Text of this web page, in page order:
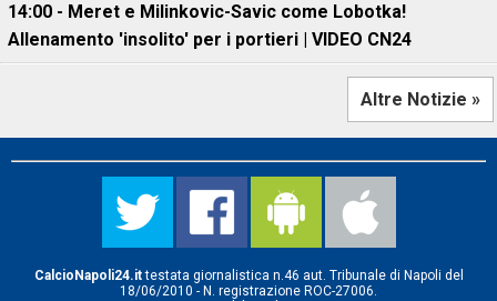
14:00 - Meret e Milinkovic-Savic come Lobotka!
Allenamento 'insolito' per i portieri | VIDEO CN24
Altre Notizie »
CalcioNapoli24.ittestata giornalistica n.46 aut. Tribunale di Napoli del
18/06/2010 - N. registrazione ROC-27006.